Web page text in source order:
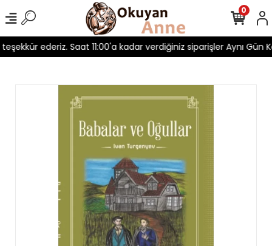
ederiz. Saat 11:00'a kadar verdiğiniz siparişler Aynı Gün
0